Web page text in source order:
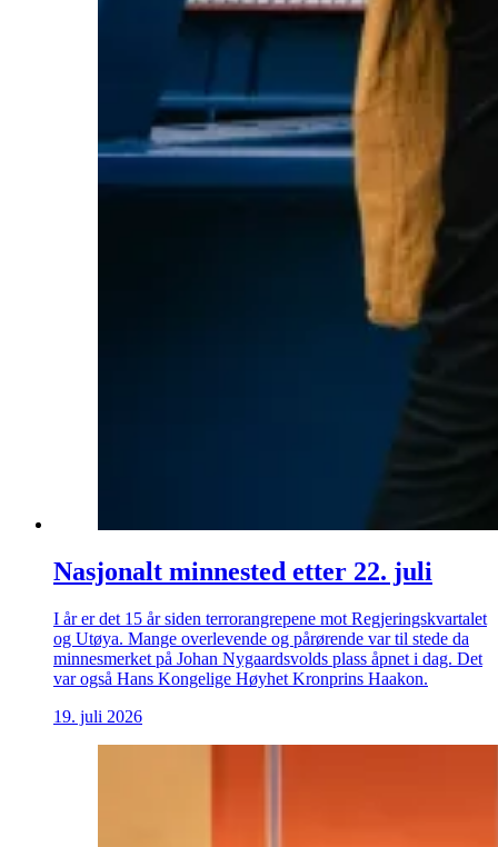
Nasjonalt minnested etter 22. juli
I år er det 15 år siden terrorangrepene mot Regjeringskvartalet
og Utøya. Mange overlevende og pårørende var til stede da
minnesmerket på Johan Nygaardsvolds plass åpnet i dag. Det
var også Hans Kongelige Høyhet Kronprins Haakon.
19. juli 2026